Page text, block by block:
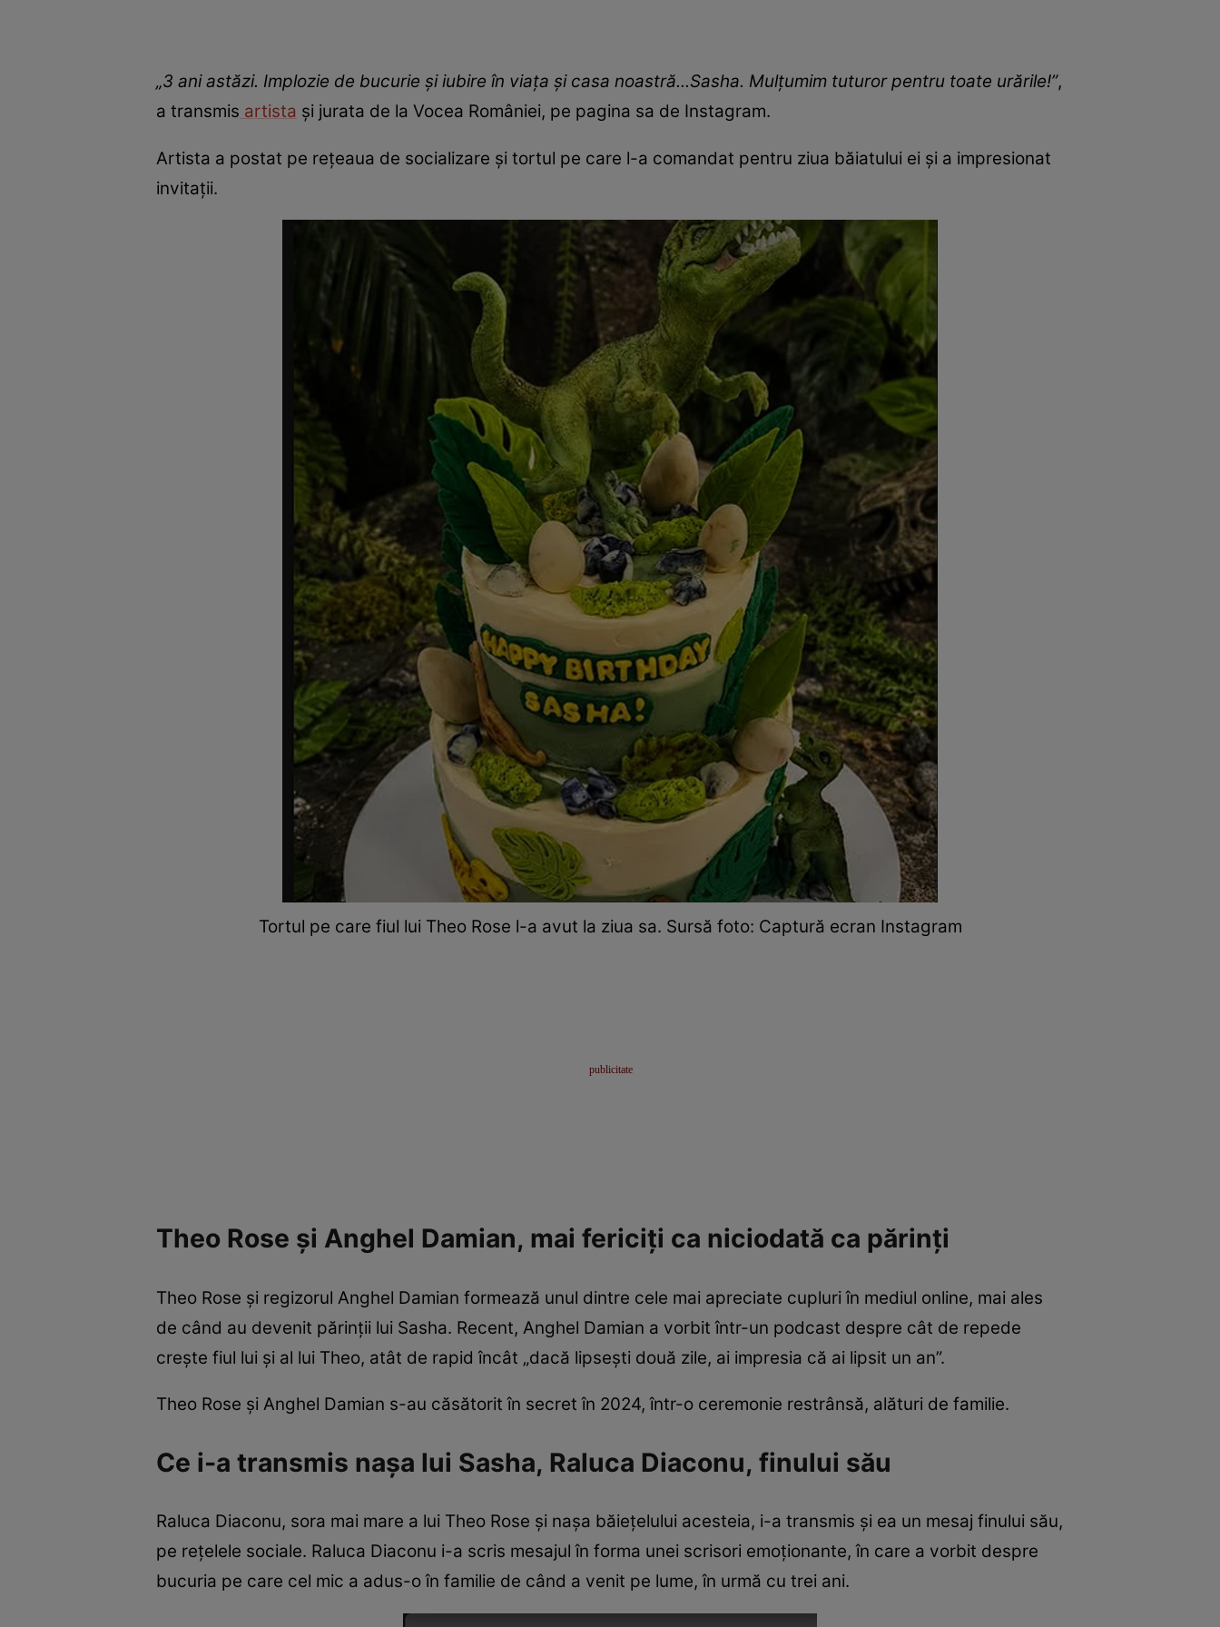
„3 ani astăzi. Implozie de bucurie și iubire în viața și casa noastră...Sasha. Mulțumim tuturor pentru toate urările!”,
a transmis artista și jurata de la Vocea României, pe pagina sa de Instagram.
Artista a postat pe rețeaua de socializare și tortul pe care l-a comandat pentru ziua băiatului ei și a impresionat
invitații.
Tortul pe care fiul lui Theo Rose l-a avut la ziua sa. Sursă foto: Captură ecran Instagram
Theo Rose și Anghel Damian, mai fericiți ca niciodată ca părinți
Theo Rose și regizorul Anghel Damian formează unul dintre cele mai apreciate cupluri în mediul online, mai ales
de când au devenit părinții lui Sasha. Recent, Anghel Damian a vorbit într-un podcast despre cât de repede
crește fiul lui și al lui Theo, atât de rapid încât „dacă lipsești două zile, ai impresia că ai lipsit un an”.
Theo Rose și Anghel Damian s-au căsătorit în secret în 2024, într-o ceremonie restrânsă, alături de familie.
Ce i-a transmis nașa lui Sasha, Raluca Diaconu, finului său
Raluca Diaconu, sora mai mare a lui Theo Rose și nașa băiețelului acesteia, i-a transmis și ea un mesaj finului său,
pe rețelele sociale. Raluca Diaconu i-a scris mesajul în forma unei scrisori emoționante, în care a vorbit despre
bucuria pe care cel mic a adus-o în familie de când a venit pe lume, în urmă cu trei ani.